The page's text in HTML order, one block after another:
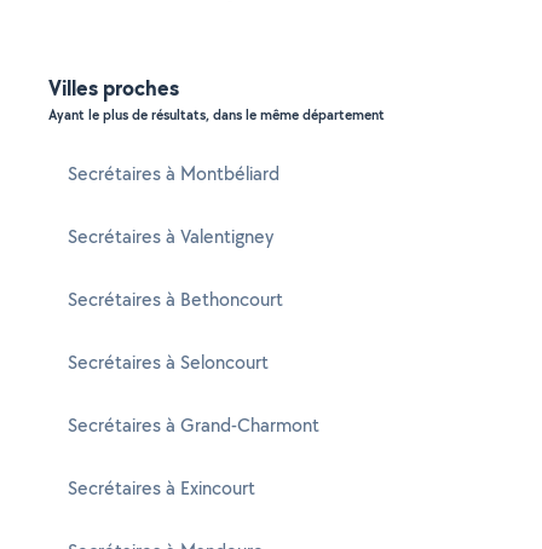
Villes proches
Ayant le plus de résultats, dans le même département
Secrétaires à Montbéliard
Secrétaires à Valentigney
Secrétaires à Bethoncourt
Secrétaires à Seloncourt
Secrétaires à Grand-Charmont
Secrétaires à Exincourt